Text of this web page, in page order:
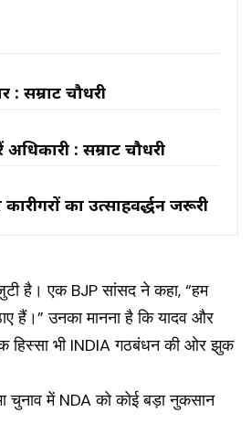
सम्राट चौधरी
: सम्राट चौधरी
का उत्साहवर्द्धन जरूरी
है। एक BJP सांसद ने कहा, “हम
हैं।” उनका मानना है कि यादव और
हिस्सा भी INDIA गठबंधन की ओर झुक
चुनाव में NDA को कोई बड़ा नुकसान